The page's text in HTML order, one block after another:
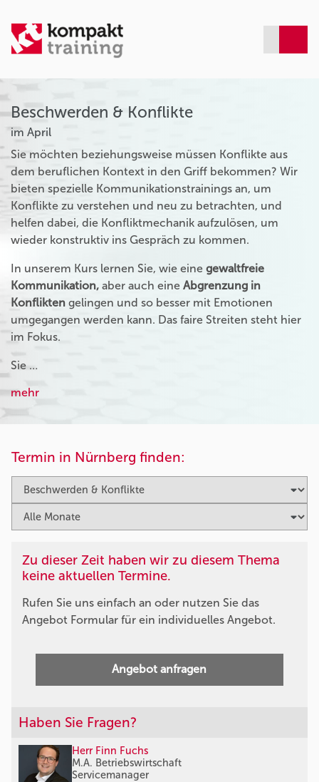
Beschwerden & Konflikte
im April
Sie möchten beziehungsweise müssen Konflikte aus
dem beruflichen Kontext in den Griff bekommen? Wir
bieten spezielle Kommunikationstrainings an, um
Konflikte zu verstehen und neu zu betrachten, und
helfen dabei, die Konfliktmechanik aufzulösen, um
wieder konstruktiv ins Gespräch zu kommen.
In unserem Kurs lernen Sie, wie eine gewaltfreie
Kommunikation, aber auch eine Abgrenzung in
Konflikten gelingen und so besser mit Emotionen
umgegangen werden kann. Das faire Streiten steht hier
im Fokus.
Sie …
mehr
Termin in Nürnberg finden:
Zu dieser Zeit haben wir zu diesem Thema
keine aktuellen Termine.
Rufen Sie uns einfach an oder nutzen Sie das
Angebot Formular für ein individuelles Angebot.
Angebot anfragen
Haben Sie Fragen?
Herr Finn Fuchs
M.A. Betriebswirtschaft
Servicemanager